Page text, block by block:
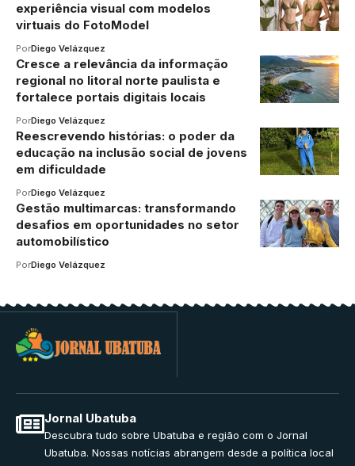
experiência visual com modelos
virtuais do FotoModel
PorDiego Velázquez
Cresce a relevância da informação
regional no litoral norte paulista e
fortalece portais digitais locais
PorDiego Velázquez
Reescrevendo histórias: o poder da
educação na inclusão social de jovens
em dificuldade
PorDiego Velázquez
Gestão multimarcas: transformando
desafios em oportunidades no setor
automobilístico
PorDiego Velázquez
Jornal Ubatuba
Descubra tudo sobre Ubatuba e região com o Jornal
Ubatuba. Nossas notícias abrangem desde a política local